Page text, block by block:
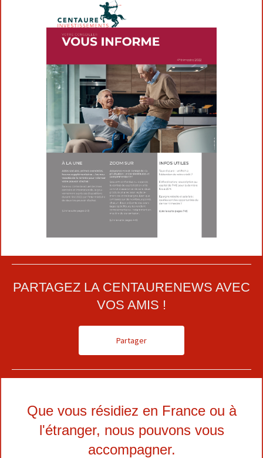
PARTAGEZ LA CENTAURENEWS AVEC
VOS AMIS !
Partager
Que vous résidiez en France ou à
l'étranger, nous pouvons vous
accompagner.